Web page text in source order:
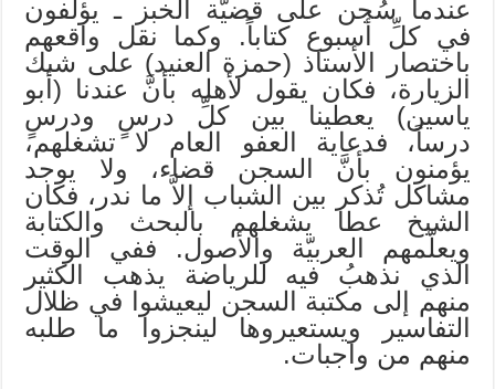
عندما سُجن على قضيّة الخبز ـ يؤلّفون
في كلِّ أسبوع كتاباً. وكما نقل واقعهم
باختصار الأستاذ (حمزة العنيد) على شبك
الزيارة، فكان يقول لأهله بأنَّ عندنا (أبو
ياسين) يعطينا بين كلِّ درسٍ ودرسٍ
درساً، فدعاية العفو العام لا تشغلهم،
يؤمنون بأنَّ السجن قضاء، ولا يوجد
مشاكل تُذكر بين الشباب إلاَّ ما ندر، فكان
الشيخ عطا يشغلهم بالبحث والكتابة
ويعلّمهم العربيّة والأصول. ففي الوقت
الذي نذهبُ فيه للرياضة يذهب الكثير
منهم إلى مكتبة السجن ليعيشوا في ظلال
التفاسير ويستعيروها لينجزوا ما طلبه
منهم من واجبات.